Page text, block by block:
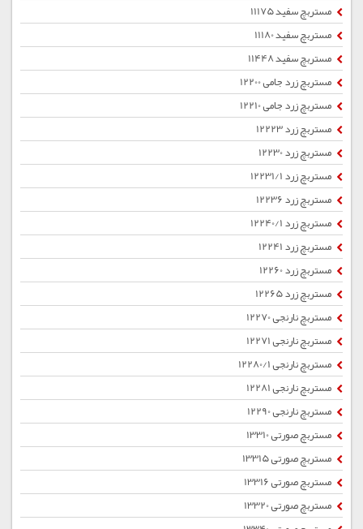
مستربچ سفید 11175
مستربچ سفید 11180
مستربچ سفید 11448
مستربچ زرد جامی 12200
مستربچ زرد جامی 12210
مستربچ زرد 12223
مستربچ زرد 12230
مستربچ زرد 12231/1
مستربچ زرد 12236
مستربچ زرد 12240/1
مستربچ زرد 12241
مستربچ زرد 12260
مستربچ زرد 12265
مستربچ نارنجی 12270
مستربچ نارنجی 12271
مستربچ نارنجی 12280/1
مستربچ نارنجی 12281
مستربچ نارنجی 12290
مستربچ صورتی 13310
مستربچ صورتی 13315
مستربچ صورتی 13316
مستربچ صورتی 13320